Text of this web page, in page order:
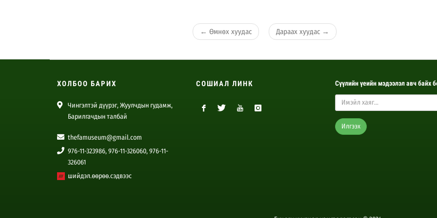
← Өмнөх хуудас Дараах хуудас →
ХОЛБОО БАРИХ
Чингэлтэй дүүрэг, Жуулчдын гудамж,
Барилгачдын талбай
thefamuseum@gmail.com
976-11-323986, 976-11-326060, 976-11-
326061
шийдэл.өөрөө.сэдвээс
СОШИАЛ ЛИНК Сүүлийн үеийн мэдээлэл авч байх
Илгээх